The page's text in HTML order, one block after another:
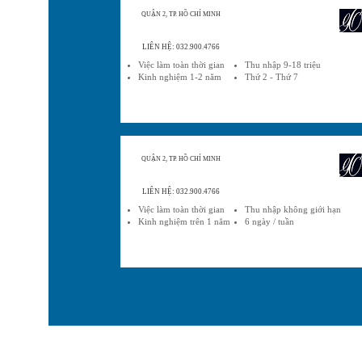
QUẬN 2, TP. HỒ CHÍ MINH
LIÊN HỆ: 032.900.4766
Việc làm toàn thời gian
Kinh nghiệm 1-2 năm
Thu nhập 9-18 triệu
Thứ 2 - Thứ 7
QUẬN 2, TP. HỒ CHÍ MINH
LIÊN HỆ: 032.900.4766
Việc làm toàn thời gian
Kinh nghiệm trên 1 năm
Thu nhập không giới hạn
6 ngày / tuần